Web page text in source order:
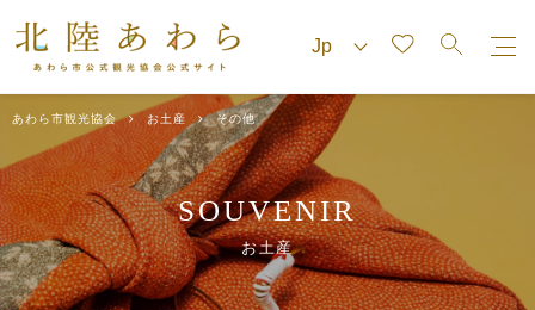
あわら市観光協会 お土産 その他
SOUVENIR
お土産